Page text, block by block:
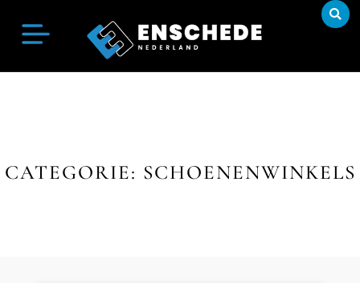
CATEGORIE: SCHOENENWINKELS